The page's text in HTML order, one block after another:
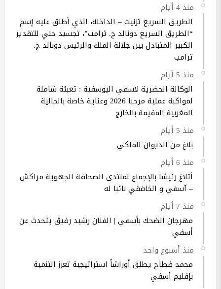
منذ 4 أيام
الطريق السريع تزنيت – الداخلة، الذي أطلق عليه إسم
“الطريق السريع دونالد ج. ترامب”، تجسيد جلي للتقدير
الكبير المتبادل بين جلالة الملك والرئيس دونالد ج.
ترامب
منذ 5 أيام
الوكالة الحضرية لاسفي اليوسفية : تعبئة شاملة
لمواكبة عملية مرحبا 2026 وعناية خاصة بالجالية
المغربية المقيمة بالخارج
منذ 5 أيام
بلاغ من الديوان الملكي
منذ 6 أيام
أتلاغ رئيسًا بالإجماع لمنتدى الصحافة الجهوية مراكش
– آسفي و الخافقي نائبا له
منذ 7 أيام
مهرجان الضحك بأسفي | الفنان رشيد رفيق يتحدث عن
أسفي
منذ أسبوع واحد
محمد فطاح يطلق أوراشاً استراتيجية تعزز التنمية
بإقليم آسفي